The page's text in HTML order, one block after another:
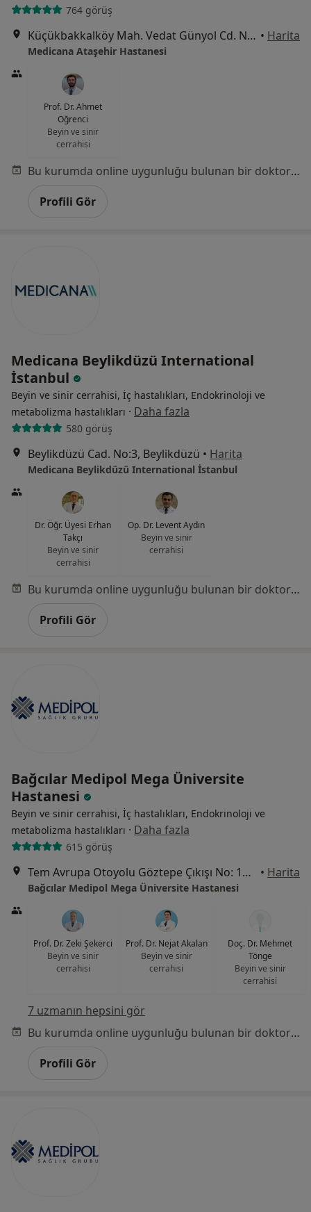
764 görüş
Küçükbakkalköy Mah. Vedat Günyol Cd. No:24, Ataşehir • Harita
Medicana Ataşehir Hastanesi
Prof. Dr. Ahmet
Öğrenci
Beyin ve sinir
cerrahisi
Bu kurumda online uygunluğu bulunan bir doktor veya uzman bulunamadı
Profili Gör
Medicana Beylikdüzü International
İstanbul
Beyin ve sinir cerrahisi, İç hastalıkları, Endokrinoloji ve
metabolizma hastalıkları · Daha fazla
580 görüş
Beylikdüzü Cad. No:3, Beylikdüzü • Harita
Medicana Beylikdüzü International İstanbul
Dr. Öğr. Üyesi Erhan
Takçı
Beyin ve sinir
cerrahisi
Op. Dr. Levent Aydın
Beyin ve sinir
cerrahisi
Bu kurumda online uygunluğu bulunan bir doktor veya uzman bulunamadı
Profili Gör
Bağcılar Medipol Mega Üniversite
Hastanesi
Beyin ve sinir cerrahisi, İç hastalıkları, Endokrinoloji ve
metabolizma hastalıkları · Daha fazla
615 görüş
Tem Avrupa Otoyolu Göztepe Çıkışı No: 1Bağcılar, İstanbul • Harita
Bağcılar Medipol Mega Üniversite Hastanesi
Prof. Dr. Zeki Şekerci
Beyin ve sinir
cerrahisi
Prof. Dr. Nejat Akalan
Beyin ve sinir
cerrahisi
Doç. Dr. Mehmet
Tönge
Beyin ve sinir
cerrahisi
7 uzmanın hepsini gör
Bu kurumda online uygunluğu bulunan bir doktor veya uzman bulunamadı
Profili Gör